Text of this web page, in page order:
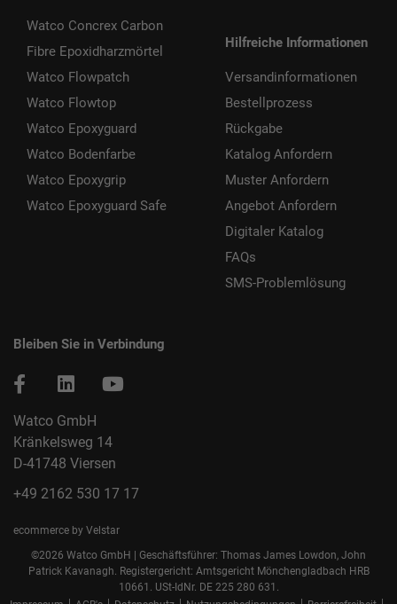
Watco Concrex Carbon
Fibre Epoxidharzmörtel
Watco Flowpatch
Watco Flowtop
Watco Epoxyguard
Watco Bodenfarbe
Watco Epoxygrip
Watco Epoxyguard Safe
Hilfreiche Informationen
Versandinformationen
Bestellprozess
Rückgabe
Katalog Anfordern
Muster Anfordern
Angebot Anfordern
Digitaler Katalog
FAQs
SMS-Problemlösung
Bleiben Sie in Verbindung
Watco GmbH
Kränkelsweg 14
D-41748 Viersen
+49 2162 530 17 17
ecommerce by Velstar
©2026 Watco GmbH | Geschäftsführer: Thomas James Lowdon, John
Patrick Kavanagh. Registergericht: Amtsgericht Mönchengladbach HRB
10661. USt-IdNr. DE 225 280 631.